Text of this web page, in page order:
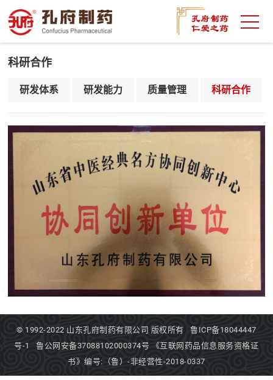
科研合作
研发体系 研发能力 质量管理 科研合作
© 1992-2022 山东孔府制药有限公司 版权所有鲁ICP备18044447
号-1
鲁公网安备37088102000374号
《互联网药品信息服务资格证
书》编号:（鲁）-非经营性-2018-0337